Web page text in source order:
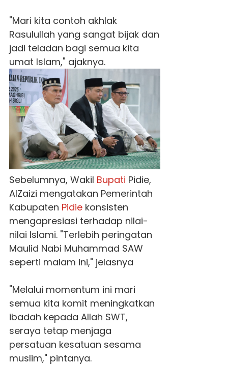
"Mari kita contoh akhlak
Rasulullah yang sangat bijak dan
jadi teladan bagi semua kita
umat Islam," ajaknya.
Sebelumnya, Wakil Bupati Pidie,
AlZaizi mengatakan Pemerintah
Kabupaten Pidiekonsisten
mengapresiasi terhadap nilai-
nilai Islami. "Terlebih peringatan
Maulid Nabi Muhammad SAW
seperti malam ini," jelasnya
"Melalui momentum ini mari
semua kita komit meningkatkan
ibadah kepada Allah SWT,
seraya tetap menjaga
persatuan kesatuan sesama
muslim," pintanya.